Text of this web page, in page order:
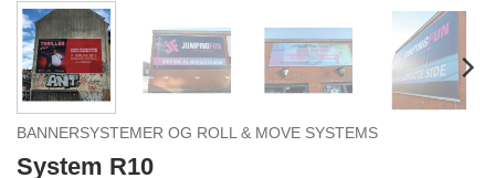
BANNERSYSTEMER OG ROLL & MOVE SYSTEMS
System R10